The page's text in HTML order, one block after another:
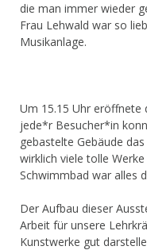
die man immer wieder
Frau Lehwald war so
Musikanlage.
Um 15.15 Uhr eröffnete
jede*r Besucher*in
gebastelte Gebäude
wirklich viele tolle
Schwimmbad war alles
Der Aufbau dieser
Arbeit für unsere
Kunstwerke gut